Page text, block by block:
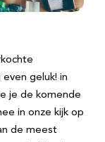
geluk! in
je de komende
in onze kijk op
de meest